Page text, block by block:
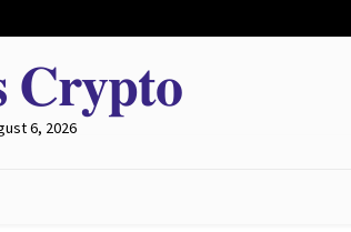
𝐂𝐫𝐲𝐩𝐭𝐨
6, 2026